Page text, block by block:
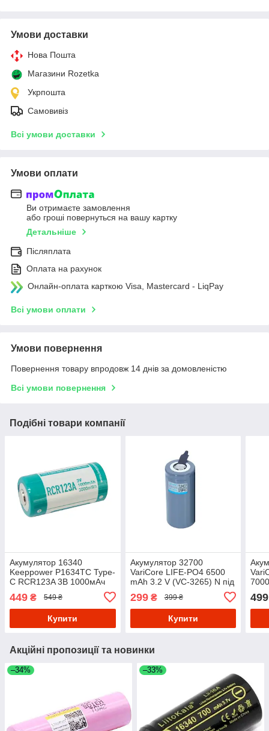
Умови доставки
Нова Пошта
Магазини Rozetka
Укрпошта
Самовивіз
Всі умови доставки
Умови оплати
Ви отримаєте замовлення
або гроші повернуться на вашу картку
Детальніше
Післяплата
Оплата на рахунок
Онлайн-оплата карткою Visa, Mastercard - LiqPay
Всі умови оплати
Умови повернення
Повернення товару впродовж 14 днів за домовленістю
Всі умови повернення
Подібні товари компанії
Акумулятор 16340
Keeppower P1634TC Type-
C RCR123A 3В 1000мАч
449 ₴ 549 ₴
Купити
Акумулятор 32700
VariCore LIFE-PO4 6500
mAh 3.2 V (VC-3265) N під
299₴ 399 ₴
Купити
499
Акційні пропозиції та новинки
–34% –33%